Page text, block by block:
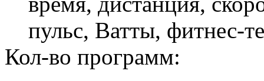
пульс, Ватты, фитнес-
Кол-во программ: